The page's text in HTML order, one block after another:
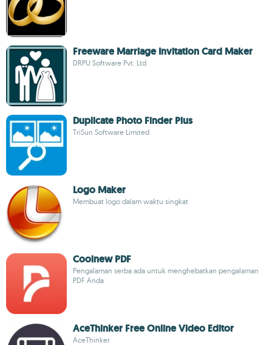
Freeware Marriage Invitation Card Maker
DRPU Software Pvt. Ltd
Duplicate Photo Finder Plus
TriSun Software Limited
Logo Maker
Membuat logo dalam waktu singkat
Coolnew PDF
Pengalaman serba ada untuk menghebatkan pengalaman
PDF Anda
AceThinker Free Online Video Editor
AceThinker